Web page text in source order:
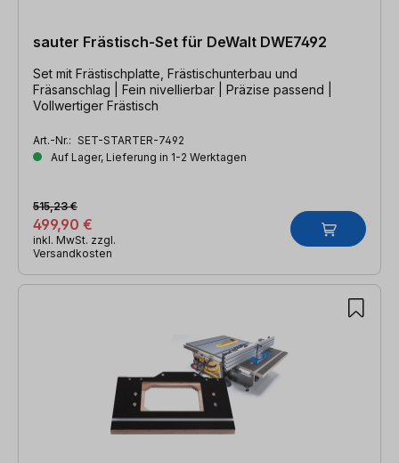
sauter Frästisch-Set für DeWalt DWE7492
Set mit Frästischplatte, Frästischunterbau und
Fräsanschlag | Fein nivellierbar | Präzise passend |
Vollwertiger Frästisch
Art.-Nr.: SET-STARTER-7492
Auf Lager, Lieferung in 1-2 Werktagen
499,90 €
515,23 €
inkl. MwSt. zzgl.
Versandkosten